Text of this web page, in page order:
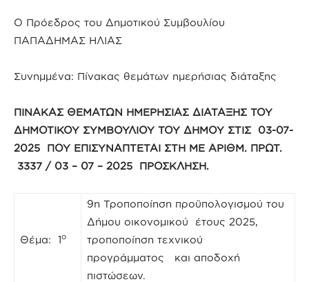
Ο Πρόεδρος του Δημοτικού Συμβουλίου
ΠΑΠΑΔΗΜΑΣ ΗΛΙΑΣ
Συνημμένα: Πίνακας θεμάτων ημερήσιας διάταξης
ΠΙΝΑΚΑΣ ΘΕΜΑΤΩΝ ΗΜΕΡΗΣΙΑΣ ΔΙΑΤΑΞΗΣ ΤΟΥ
ΔΗΜΟΤΙΚΟΥ ΣΥΜΒΟΥΛΙΟΥ ΤΟΥ ΔΗΜΟΥ ΣΤΙΣ 03-07-
2025 ΠΟΥ ΕΠΙΣΥΝΑΠΤΕΤΑΙ ΣΤΗ ΜΕ ΑΡΙΘΜ. ΠΡΩΤ.
3337 / 03 – 07 – 2025 ΠΡΟΣΚΛΗΣΗ.
Θέμα: 1ο
9η Τροποποίηση προϋπολογισμού του
Δήμου οικονομικού έτους 2025,
τροποποίηση τεχνικού
προγράμματος και αποδοχή
πιστώσεων.